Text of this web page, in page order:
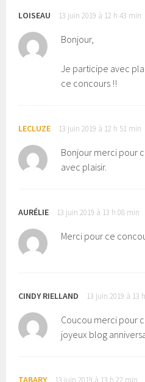
LOISEAU 13 juin 2019 à 12 h 43 min
Bonjour,
Je participe avec
ce concours !!
LECLUZE 13 juin 2019 à 12 h 51 min
Bonjour merci pour
avec plaisir.
AURÉLIE 13 juin 2019 à 13 h 08 min
Merci pour ce
CINDY RIELLAND 13 juin 2019 à 13
Coucou merci pour
joyeux blog
TABARY 13 juin 2019 à 13 h 22 min